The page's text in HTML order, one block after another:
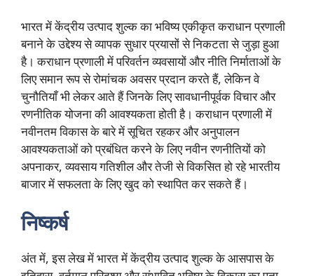
भारत में केंद्रीय उत्पाद शुल्क का भविष्य एकीकृत कराधान प्रणाली
बनाने के उद्देश्य से व्यापक सुधार प्रयासों से निकटता से जुड़ा हुआ
है। कराधान प्रणाली में परिवर्तन व्यवसायों और नीति निर्माताओं के
लिए समान रूप से रोमांचक अवसर प्रदान करते हैं, लेकिन वे
चुनौतियाँ भी लेकर आते हैं जिनके लिए सावधानीपूर्वक विचार और
रणनीतिक योजना की आवश्यकता होती है। कराधान प्रणाली में
नवीनतम विकास के बारे में सूचित रहकर और अनुपालन
आवश्यकताओं को प्रबंधित करने के लिए नवीन रणनीतियों को
अपनाकर, व्यवसाय गतिशील और तेजी से विकसित हो रहे भारतीय
बाजार में सफलता के लिए खुद को स्थापित कर सकते हैं।
निष्कर्ष
अंत में, इस लेख में भारत में केंद्रीय उत्पाद शुल्क के आसपास के